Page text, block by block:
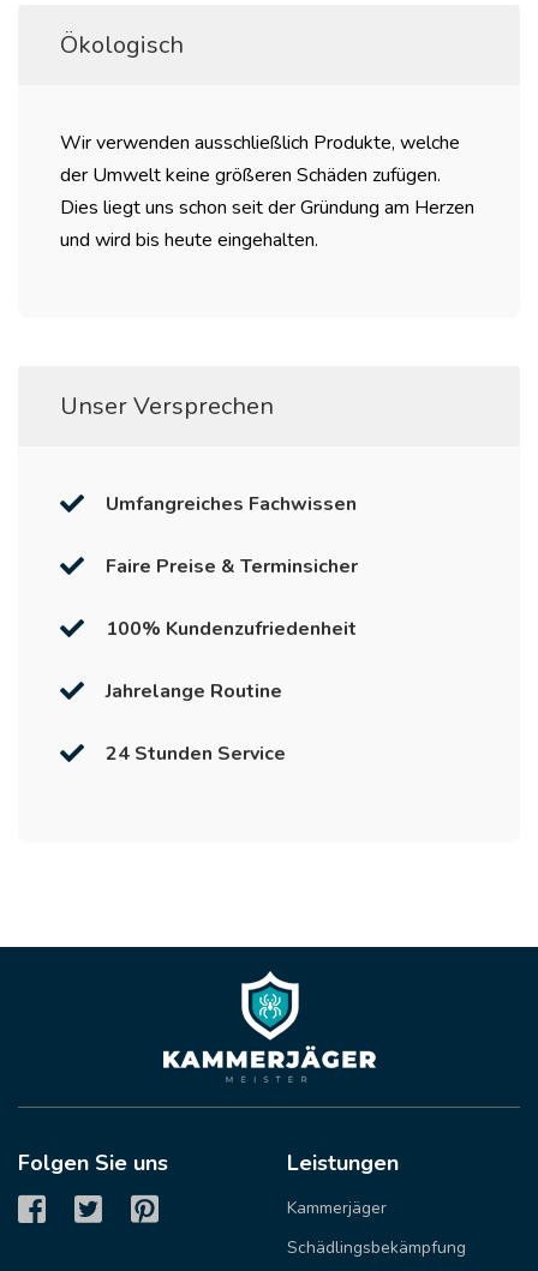
Ökologisch
Wir verwenden ausschließlich Produkte, welche
der Umwelt keine größeren Schäden zufügen.
Dies liegt uns schon seit der Gründung am Herzen
und wird bis heute eingehalten.
Unser Versprechen
Umfangreiches Fachwissen
Faire Preise & Terminsicher
100% Kundenzufriedenheit
Jahrelange Routine
24 Stunden Service
Folgen Sie uns Leistungen
Kammerjäger
Schädlingsbekämpfung